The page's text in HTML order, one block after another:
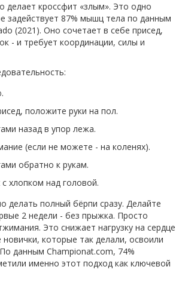
делает кроссфит «злым». Это одно
задействует 87% мышц тела по данным
(2021). Оно сочетает в себе присед,
- и требует координации, силы и
положите руки на пол.
назад в упор лежа.
(если не можете - на коленях).
обратно к рукам.
хлопком над головой.
делать полный бёрпи сразу. Делайте
2 недели - без прыжка. Просто
Это снижает нагрузку на сердце
которые так делали, освоили
данным Championat.com, 74%
именно этот подход как ключевой